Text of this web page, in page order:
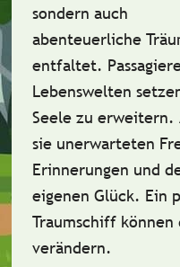
sondern auch
abenteuerliche
entfaltet.
Lebenswelten
Seele zu erweitern.
sie unerwarteten
Erinnerungen und
eigenen Glück. Ein
Traumschiff
verändern.